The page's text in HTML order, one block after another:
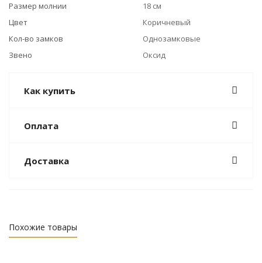
Размер молнии
18 см
Цвет
Коричневый
Кол-во замков
Однозамковые
Звено
Оксид
Как купить
Оплата
Доставка
Похожие товары